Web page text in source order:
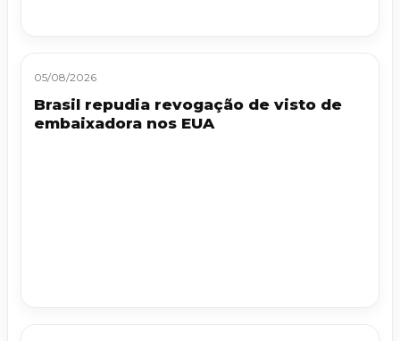
05/08/2026
Brasil repudia revogação de visto de
embaixadora nos EUA